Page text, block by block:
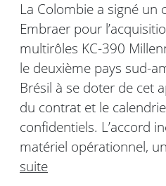
La Colombie a signé un
Embraer pour
multirôles KC-390
le deuxième pays sud-
Brésil à se doter de cet
du contrat et le
confidentiels. L’accord
matériel opérationnel,
suite